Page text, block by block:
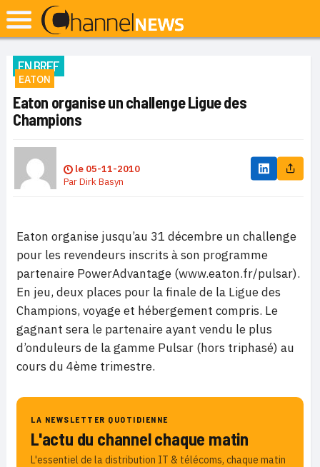
EN BREF
EATON
Eaton organise un challenge Ligue des
Champions
le 05-11-2010
ParDirk Basyn
Eaton organise jusqu’au 31 décembre un challenge
pour les revendeurs inscrits à son programme
partenaire PowerAdvantage (www.eaton.fr/pulsar).
En jeu, deux places pour la finale de la Ligue des
Champions, voyage et hébergement compris. Le
gagnant sera le partenaire ayant vendu le plus
d’onduleurs de la gamme Pulsar (hors triphasé) au
cours du 4ème trimestre.
LA NEWSLETTER QUOTIDIENNE
L'actu du channel chaque matin
L'essentiel de la distribution IT & télécoms, chaque matin